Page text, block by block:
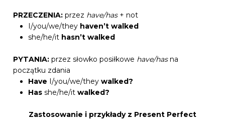
PRZECZENIA: przez have/has+ not
I/you/we/they haven’t walked
she/he/it hasn’t walked
PYTANIA: przez słowko posiłkowe have/hasna
początku zdania
Have I/you/we/they walked?
Has she/he/it walked?
Zastosowanie i przykłady z Present Perfect